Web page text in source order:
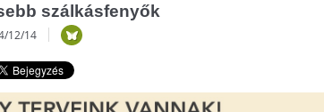
szálkásfenyők
12/14